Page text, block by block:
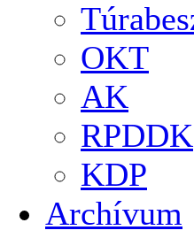
OKT
AK
RPDDK
KDP
Archívum